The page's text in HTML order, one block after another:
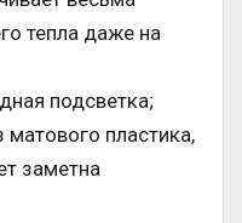
тепла даже на
подсветка;
матового пластика,
заметна